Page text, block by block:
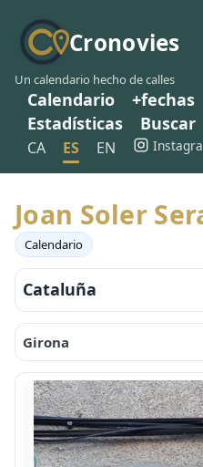
Cronovies
Un calendario hecho de calles
Calendario +fechas
Estadísticas
Buscar
CA ES EN
Joan Soler
Calendario
Cataluña
Girona